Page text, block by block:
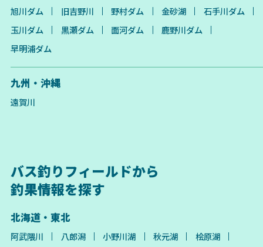
旭川ダム 旧吉野川 野村ダム 金砂湖
石手川ダム
玉川ダム
黒瀬ダム 面河ダム
鹿野川ダム
早明浦ダム
九州・沖縄
遠賀川
バス釣りフィールドから
釣果情報を探す
北海道・東北
阿武隈川 八郎潟 小野川湖 秋元湖 桧原湖